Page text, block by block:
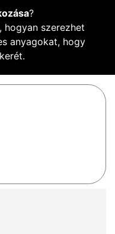
?
hogyan szerezhet
anyagokat, hogy